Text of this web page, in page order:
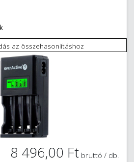
az összehasonlításhoz
8 496,00 Ft bruttó / db.